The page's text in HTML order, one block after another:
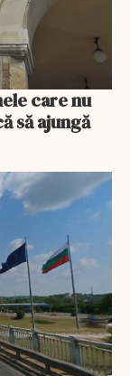
care nu
să ajungă